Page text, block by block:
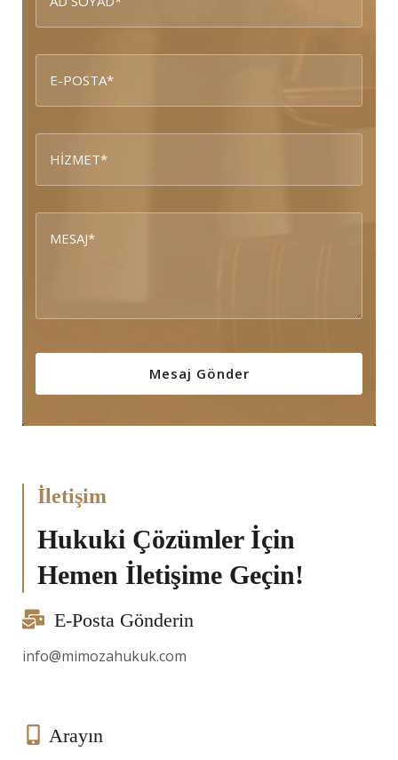
İletişim
Hukuki Çözümler İçin
Hemen İletişime Geçin!
E-Posta Gönderin
info@mimozahukuk.com
Arayın